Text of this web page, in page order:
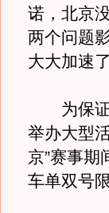
诺，北京
两个问题
大大加速
为保证
举办大型
京”赛事期
车单双号